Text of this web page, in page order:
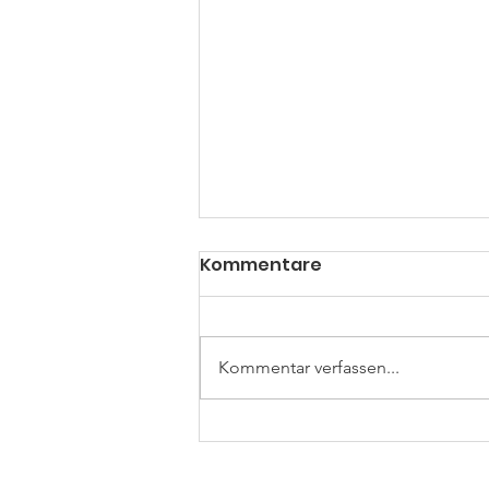
Mit "heißem Herz und
Kommentare
Kommentar verfassen...